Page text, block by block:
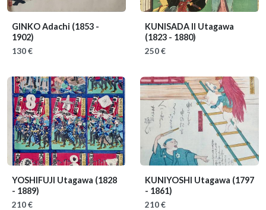
GINKO Adachi (1853 -
1902)
130 €
KUNISADA II Utagawa
(1823 - 1880)
250 €
YOSHIFUJI Utagawa (1828
- 1889)
210 €
KUNIYOSHI Utagawa (1797
- 1861)
210 €